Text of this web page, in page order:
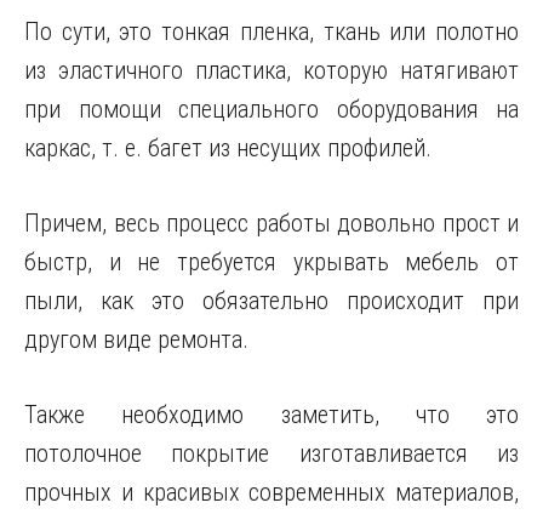
По сути, это тонкая пленка, ткань или полотно
из эластичного пластика, которую натягивают
при помощи специального оборудования на
каркас, т. е. багет из несущих профилей.
Причем, весь процесс работы довольно прост и
быстр, и не требуется укрывать мебель от
пыли, как это обязательно происходит при
другом виде ремонта.
Также необходимо заметить, что это
потолочное покрытие изготавливается из
прочных и красивых современных материалов,